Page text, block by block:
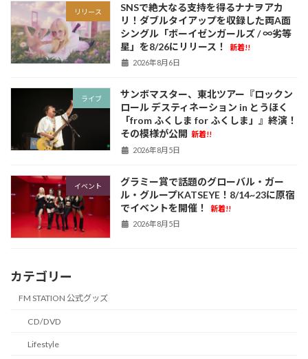
リリース
SNSで絶大なる支持を得るナナヲアカ
リ！ダブルタイアップを収録した両A面
シングル「ボーイゼンガールズ / ∞劣等
星」を8/26にリリース！
新着!!
2026年8月6日
ライブ
サンボマスター、東北ツアー『ロックン
ロール デスティネーション in とうほく
「from ふくしま for ふくしま」』終演！
その模様が公開 新着!!
2026年8月5日
イベント
グラミー賞で話題のグローバル・ガー
ル・グループKATSEYE！8/14~23に原宿
でイベントを開催！
新着!!
2026年8月5日
カテゴリー
FM STATION 公式グッズ
CD/DVD
Lifestyle